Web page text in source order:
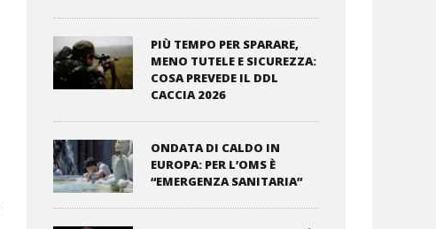
PIÙ TEMPO PER SPARARE,
MENO TUTELE E SICUREZZA:
COSA PREVEDE IL DDL
CACCIA 2026
ONDATA DI CALDO IN
EUROPA: PER L’OMS È
“EMERGENZA SANITARIA”